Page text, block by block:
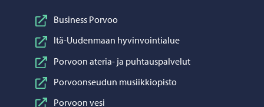
Business Porvoo
Itä-Uudenmaan hyvinvointialue
Porvoon ateria- ja puhtauspalvelut
Porvoonseudun musiikkiopisto
Porvoon vesi